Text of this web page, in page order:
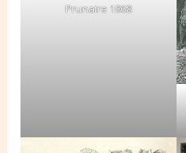
Prunaire 1868